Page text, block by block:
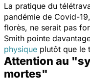
La pratique du
pandémie de Covid-
florès, ne serait pas
Smith pointe
physique plutôt que le
Attention au
mortes"